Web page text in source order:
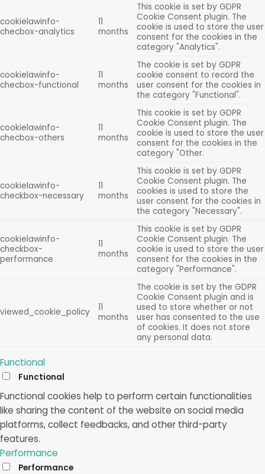
cookielawinfo-
checbox-analytics
11
months
This cookie is set by GDPR
Cookie Consent plugin. The
cookie is used to store the user
consent for the cookies in the
category "Analytics".
cookielawinfo-
checbox-functional
11
months
The cookie is set by GDPR
cookie consent to record the
user consent for the cookies in
the category "Functional".
cookielawinfo-
checbox-others
11
months
This cookie is set by GDPR
Cookie Consent plugin. The
cookie is used to store the user
consent for the cookies in the
category "Other.
cookielawinfo-
checkbox-necessary
11
months
This cookie is set by GDPR
Cookie Consent plugin. The
cookies is used to store the
user consent for the cookies in
the category "Necessary".
cookielawinfo-
checkbox-
performance
11
months
This cookie is set by GDPR
Cookie Consent plugin. The
cookie is used to store the user
consent for the cookies in the
category "Performance".
viewed_cookie_policy
11
months
The cookie is set by the GDPR
Cookie Consent plugin and is
used to store whether or not
user has consented to the use
of cookies. It does not store
any personal data.
Functional
Functional
Functional cookies help to perform certain functionalities
like sharing the content of the website on social media
platforms, collect feedbacks, and other third-party
features.
Performance
Performance